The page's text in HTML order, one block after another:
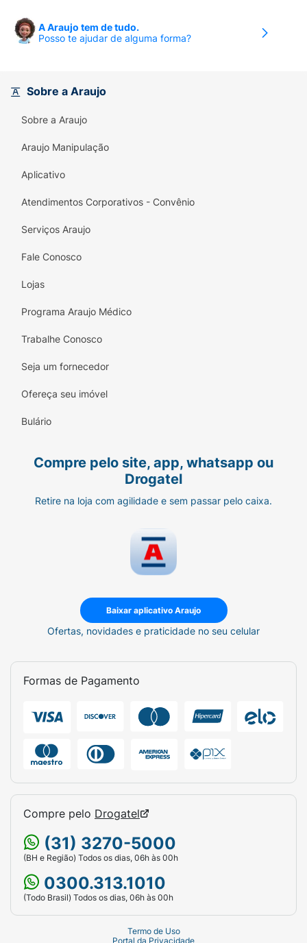
A Araujo tem de tudo.
Posso te ajudar de alguma forma?
Sobre a Araujo
Sobre a Araujo
Araujo Manipulação
Aplicativo
Atendimentos Corporativos - Convênio
Serviços Araujo
Fale Conosco
Lojas
Programa Araujo Médico
Trabalhe Conosco
Seja um fornecedor
Ofereça seu imóvel
Bulário
Compre pelo site, app, whatsapp ou
Drogatel
Retire na loja com agilidade e sem passar pelo caixa.
Baixar aplicativo Araujo
Ofertas, novidades e praticidade no seu celular
Formas de Pagamento
Compre pelo Drogatel
(31) 3270-5000
(BH e Região) Todos os dias, 06h às 00h
0300.313.1010
(Todo Brasil) Todos os dias, 06h às 00h
Termo de Uso
Portal da Privacidade